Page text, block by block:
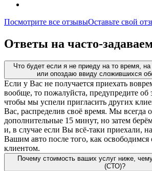
Посмотрите все отзывыОставьте свой
Ответы на часто-
Что будет если я не приеду на то время, на
или опоздаю ввиду сложившихся
Если у Вас не получается приехать
вообще, то пожалуйста, предупредите об
чтобы мы успели пригласить других
Вас, распределив своё время. Мы всегда
дополнительные 15 минут, но затем
и, в случае если Вы всё-таки приехали,
Вашим авто после того, как
клиентом.
Почему стоимость ваших услуг ниже,
(СТО)?